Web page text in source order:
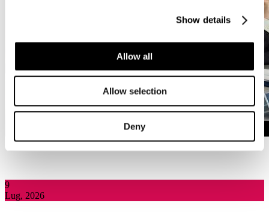
Show details
Allow all
Allow selection
Deny
9
Lug, 2026